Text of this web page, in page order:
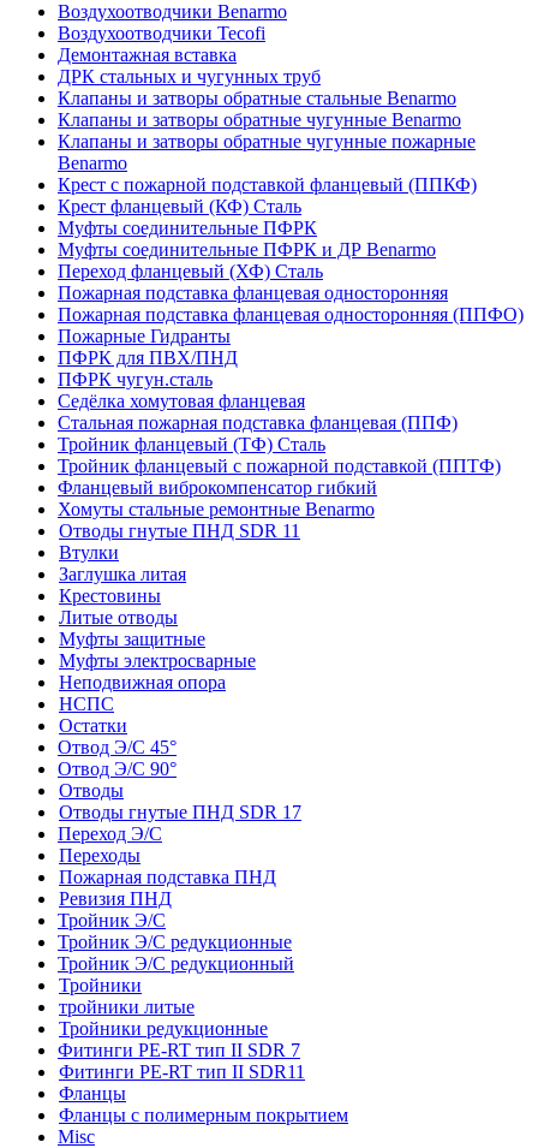
Воздухоотводчики Benarmo
Воздухоотводчики Tecofi
Демонтажная вставка
ДРК стальных и чугунных труб
Клапаны и затворы обратные стальные Benarmo
Клапаны и затворы обратные чугунные Benarmo
Клапаны и затворы обратные чугунные пожарные
Benarmo
Крест с пожарной подставкой фланцевый (ППКФ)
Крест фланцевый (КФ) Сталь
Муфты соединительные ПФРК
Муфты соединительные ПФРК и ДР Benarmo
Переход фланцевый (ХФ) Сталь
Пожарная подставка фланцевая односторонняя
Пожарная подставка фланцевая односторонняя (ППФО)
Пожарные Гидранты
ПФРК для ПВХ/ПНД
ПФРК чугун.сталь
Седёлка хомутовая фланцевая
Стальная пожарная подставка фланцевая (ППФ)
Тройник фланцевый (ТФ) Сталь
Тройник фланцевый с пожарной подставкой (ППТФ)
Фланцевый виброкомпенсатор гибкий
Хомуты стальные ремонтные Benarmo
Отводы гнутые ПНД SDR 11
Втулки
Заглушка литая
Крестовины
Литые отводы
Муфты защитные
Муфты электросварные
Неподвижная опора
НСПС
Остатки
Отвод Э/С 45°
Отвод Э/С 90°
Отводы
Отводы гнутые ПНД SDR 17
Переход Э/С
Переходы
Пожарная подставка ПНД
Ревизия ПНД
Тройник Э/С
Тройник Э/С редукционные
Тройник Э/С редукционный
Тройники
тройники литые
Тройники редукционные
Фитинги PE-RT тип II SDR 7
Фитинги PE-RT тип II SDR11
Фланцы
Фланцы с полимерным покрытием
Misc